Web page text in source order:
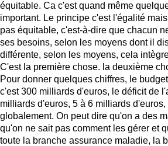
équitable. Ca c'est quand même
important. Le principe c'est l'égalité
pas équitable, c'est-à-dire que chacun
ses besoins, selon les moyens dont il
différente, selon les moyens, cela
C'est la première chose. la deuxième
Pour donner quelques chiffres, le
c'est 300 milliards d'euros, le déficit de
milliards d'euros, 5 à 6 milliards
globalement. On peut dire qu'on a des
qu'on ne sait pas comment les gérer et
toute la branche assurance maladie, la